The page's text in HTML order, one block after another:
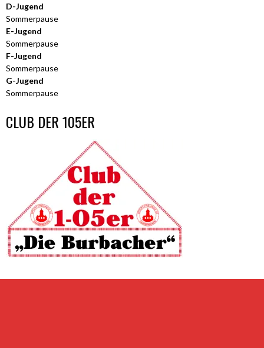
D-Jugend
Sommerpause
E-Jugend
Sommerpause
F-Jugend
Sommerpause
G-Jugend
Sommerpause
CLUB DER 105ER